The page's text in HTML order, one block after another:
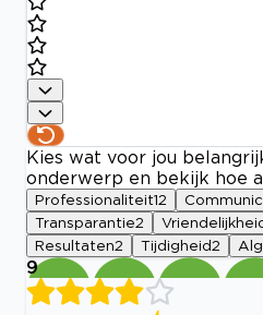
Kies wat voor jou
onderwerp en bekijk hoe
Professionaliteit12
Transparantie2
Resultaten2 Tijdigheid2
9